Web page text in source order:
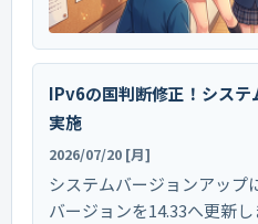
IPv6の国判断修正！システ
実施
2026/07/20 [月]
システムバージョンアップ
バージョンを14.33へ更新